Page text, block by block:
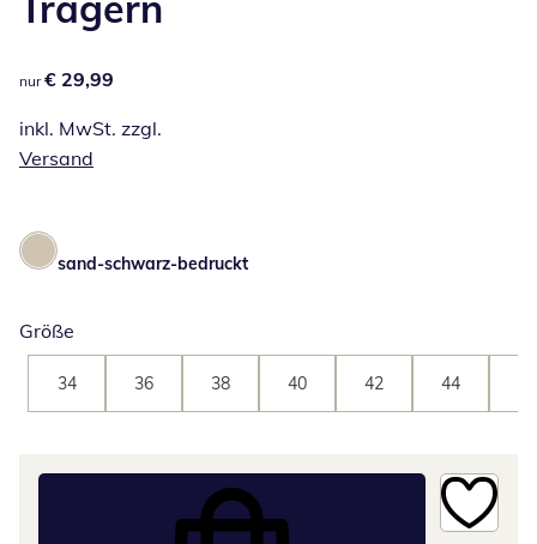
€ 29,99
nur € 29,99
inkl. MwSt. zzgl.
Versand
sand-schwarz-bedruckt
Größe
34 36 38 40 42 44